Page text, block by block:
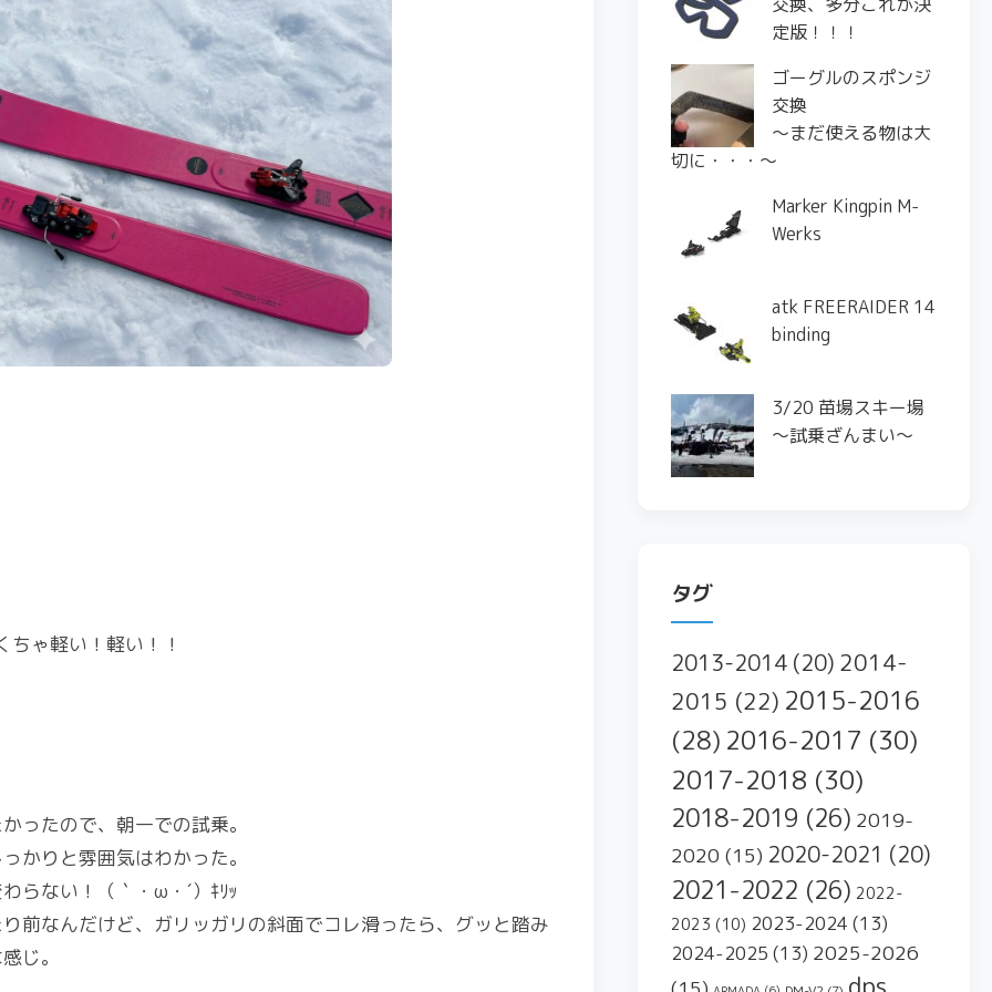
ゃ軽い！軽い！！
ったので、朝一での試乗。
かりと雰囲気はわかった。
らない！（｀・ω・´）ｷﾘｯ
前なんだけど、ガリッガリの斜面でコレ滑ったら、グッと踏み
じ。
定版！！！
ゴーグルのスポンジ
交換
〜まだ使える物は大
切に・・・〜
Marker Kingpin M-
Werks
atk FREERAIDER 14
binding
3/20 苗場スキー場
〜試乗ざんまい〜
タグ
2013-2014 (20) 2014-
2015 (22) 2015-2016
(28) 2016-2017 (30)
2017-2018 (30)
2018-2019 (26) 2019-
2020 (15) 2020-2021 (20)
2021-2022 (26) 2022-
2023 (10) 2023-2024 (13)
2024-2025 (13) 2025-2026